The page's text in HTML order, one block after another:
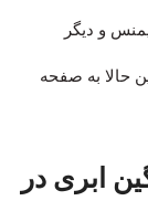
و دیگر
حالا به صفحه
ابری در